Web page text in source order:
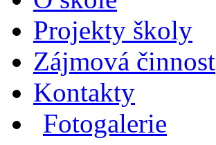
Projekty školy
Zájmová činnost
Kontakty
Fotogalerie